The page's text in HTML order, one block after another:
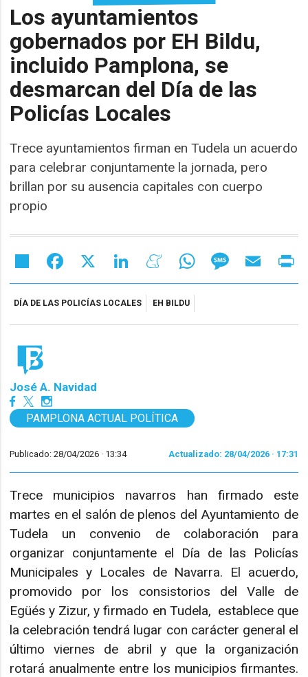
Los ayuntamientos
gobernados por EH Bildu,
incluido Pamplona, se
desmarcan del Día de las
Policías Locales
Trece ayuntamientos firman en Tudela un acuerdo
para celebrar conjuntamente la jornada, pero
brillan por su ausencia capitales con cuerpo
propio
Share Facebook LinkedIn MeneameWhatsAppMessageEmail
DÍA DE LAS POLICÍAS LOCALES EH BILDU
José A. Navidad
PAMPLONA ACTUAL POLÍTICA
Publicado: 28/04/2026 · 13:34 Actualizado: 28/04/2026 · 17:31
Trece municipios navarros han firmado este
martes en el salón de plenos del Ayuntamiento de
Tudela un convenio de colaboración para
organizar conjuntamente el Día de las Policías
Municipales y Locales de Navarra. El acuerdo,
promovido por los consistorios del Valle de
Egüés y Zizur, y firmado en Tudela, establece que
la celebración tendrá lugar con carácter general el
último viernes de abril y que la organización
rotará anualmente entre los municipios firmantes.